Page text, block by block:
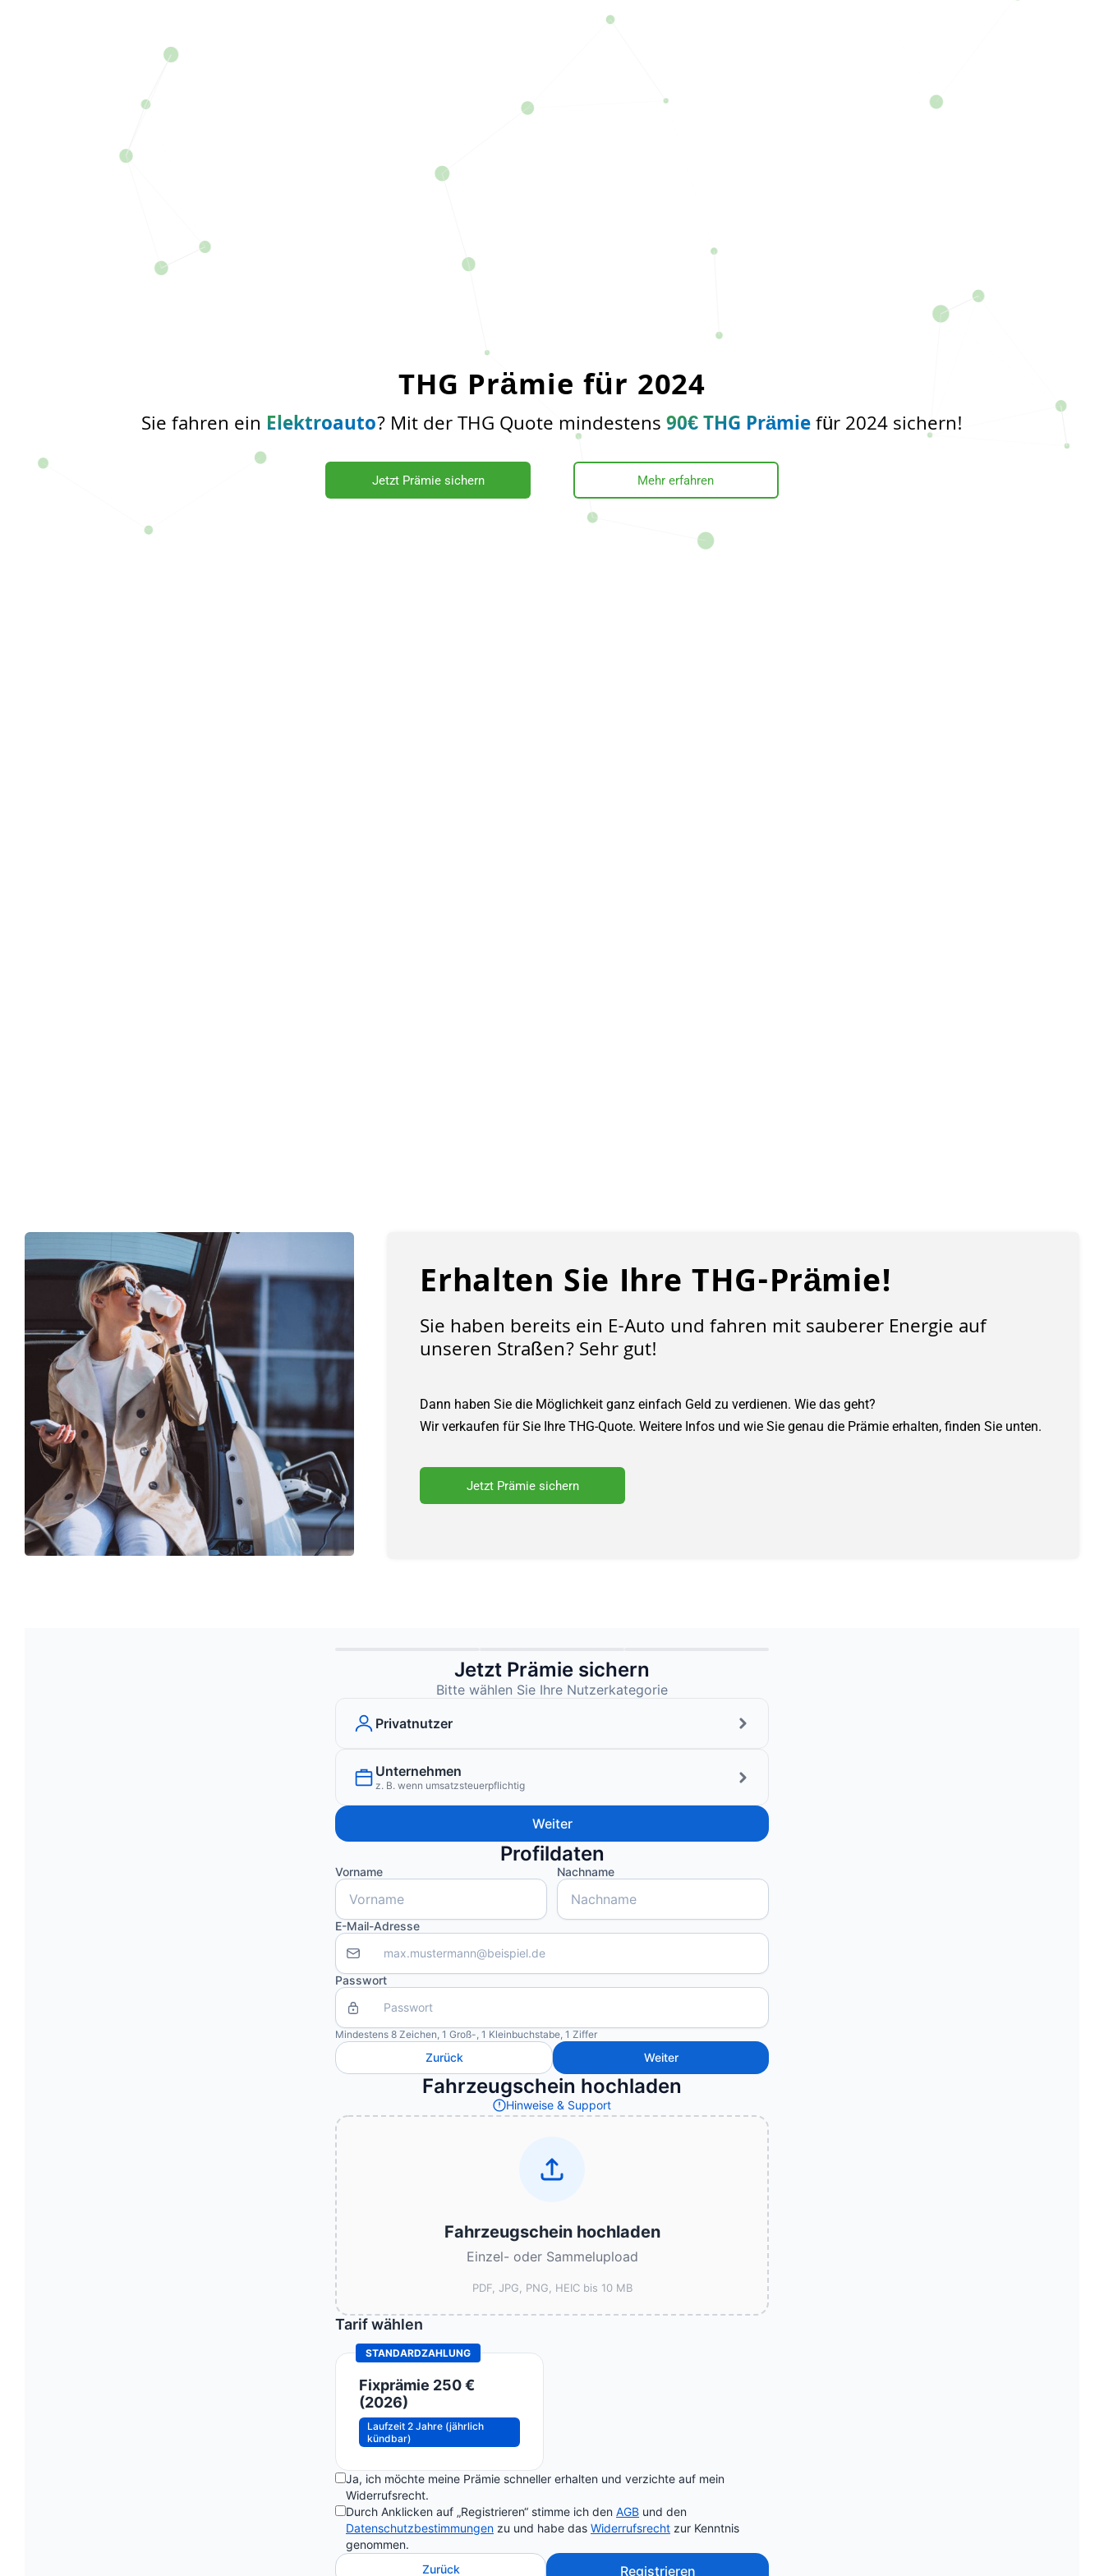
THG Prämie für 2024
Sie fahren ein Elektroauto? Mit der THG Quote mindestens90€ THG Prämiefür 2024 sichern!
Jetzt Prämie sichern Mehr erfahren
Erhalten Sie Ihre THG-Prämie!
Sie haben bereits ein E-Auto und fahren mit sauberer Energie auf
unseren Straßen? Sehr gut!
Dann haben Sie die Möglichkeit ganz einfach Geld zu verdienen. Wie das geht?
Wir verkaufen für Sie Ihre THG-Quote. Weitere Infos und wie Sie genau die Prämie erhalten, finden Sie unten.
Jetzt Prämie sichern